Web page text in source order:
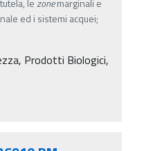
lezonemarginali e
ed i sistemi acquei;
Prodotti Biologici,